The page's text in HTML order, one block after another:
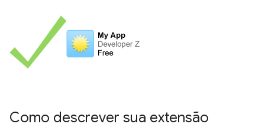
Como descrever sua extensão